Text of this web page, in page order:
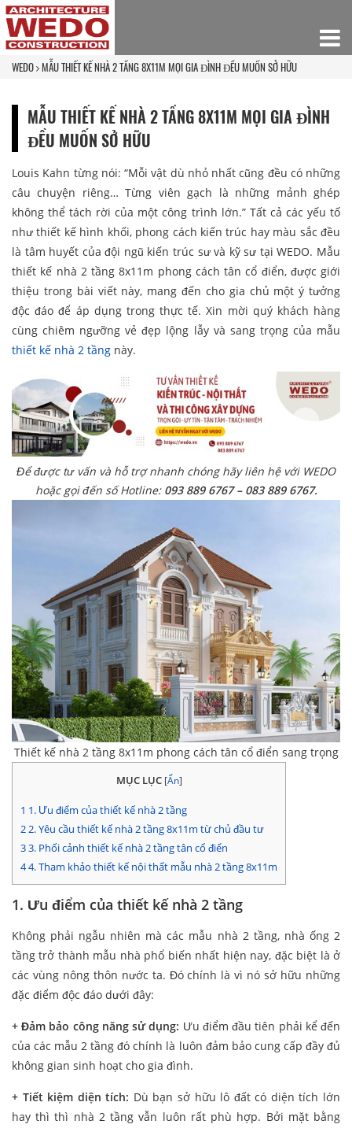
WEDO MẪU THIẾT KẾ NHÀ 2 TẦNG 8X11M MỌI GIA ĐÌNH ĐỀU MUỐN SỞ HỮU
MẪU THIẾT KẾ NHÀ 2 TẦNG 8X11M MỌI GIA ĐÌNH
ĐỀU MUỐN SỞ HỮU
Louis Kahn từng nói: “Mỗi vật dù nhỏ nhất cũng đều có những
câu chuyện riêng… Từng viên gạch là những mảnh ghép
không thể tách rời của một công trình lớn.” Tất cả các yếu tố
như thiết kế hình khối, phong cách kiến trúc hay màu sắc đều
là tâm huyết của đội ngũ kiến trúc sư và kỹ sư tại WEDO. Mẫu
thiết kế nhà 2 tầng 8x11m phong cách tân cổ điển, được giới
thiệu trong bài viết này, mang đến cho gia chủ một ý tưởng
độc đáo để áp dụng trong thực tế. Xin mời quý khách hàng
cùng chiêm ngưỡng vẻ đẹp lộng lẫy và sang trọng của mẫu
thiết kế nhà 2 tầng này.
Để được tư vấn và hỗ trợ nhanh chóng hãy liên hệ với WEDO
hoặc gọi đến số Hotline: 093 889 6767 – 083 889 6767.
Thiết kế nhà 2 tầng 8x11m phong cách tân cổ điển sang trọng
MỤC LỤC [Ẩn]
1 1. Ưu điểm của thiết kế nhà 2 tầng
22. Yêu cầu thiết kế nhà 2 tầng 8x11m từ chủ đầu tư
33. Phối cảnh thiết kế nhà 2 tầng tân cổ điển
44. Tham khảo thiết kế nội thất mẫu nhà 2 tầng 8x11m
1. Ưu điểm của thiết kế nhà 2 tầng
Không phải ngẫu nhiên mà các mẫu nhà 2 tầng, nhà ống 2
tầng trở thành mẫu nhà phổ biến nhất hiện nay, đặc biệt là ở
các vùng nông thôn nước ta. Đó chính là vì nó sở hữu những
đặc điểm độc đáo dưới đây:
+ Đảm bảo công năng sử dụng: Ưu điểm đầu tiên phải kể đến
của các mẫu 2 tầng đó chính là luôn đảm bảo cung cấp đầy đủ
không gian sinh hoạt cho gia đình.
+ Tiết kiệm diện tích: Dù bạn sở hữu lô đất có diện tích lớn
hay thì thì nhà 2 tầng vẫn luôn rất phù hợp. Bởi mặt bằng